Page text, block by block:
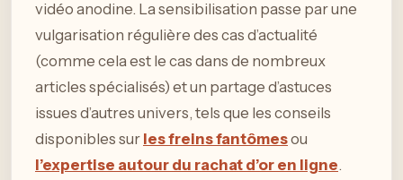
vidéo anodine. La sensibilisation passe par une
vulgarisation régulière des cas d’actualité
(comme cela est le cas dans de nombreux
articles spécialisés) et un partage d’astuces
issues d’autres univers, tels que les conseils
disponibles sur les freins fantômesou
l’expertise autour du rachat d’or en ligne.